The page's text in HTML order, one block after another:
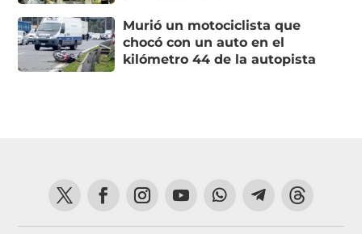
Murió un motociclista que
chocó con un auto en el
kilómetro 44 de la autopista